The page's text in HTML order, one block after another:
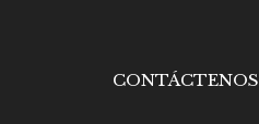
CONTÁCTENOS